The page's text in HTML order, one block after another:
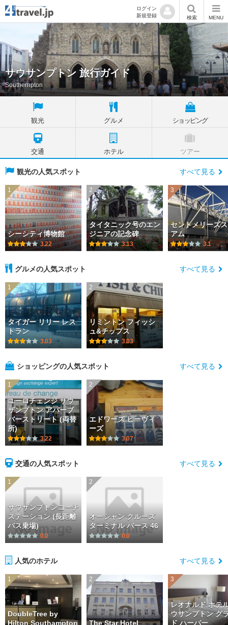
ログイン
新規登録
検索 MENU
サウサンプトン 旅行ガイド
Southernpton
観光 グルメ ショッピング
交通 ホテル ツアー
観光の人気スポット すべて見る
1
シーシティ博物館
3.22
2
タイタニック号のエン
ジニアの記念碑
3.13
3
セントメリーズ
アム
3.1
グルメの人気スポット すべて見る
1
タイガー リリー レス
トラン
3.03
2
リミントン フィッシ
ュ&チップス
3.03
ショッピングの人気スポット すべて見る
1
ユーロチェンジ サウ
ザンプトン アバーブ
バーストリート (両替
所)
3.22
2
エドワーズ ヒーヴィ
ーズ
3.07
交通の人気スポット すべて見る
1
サウザンプトンコーチ
ステーション (長距離
バス乗場)
0.0
2
オーシャン クルーズ
ターミナル バース 46
0.0
人気のホテル すべて見る
1
DoubleTree by
Hilton Southampton
2
The Star Hotel
3
レオナルド ホテ
ウサンプトン グ
ド ハーバー